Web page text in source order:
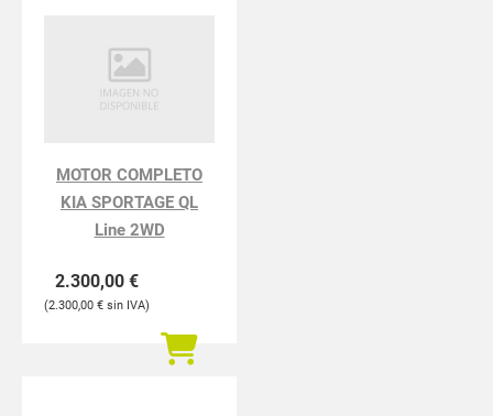
MOTOR COMPLETO
KIA SPORTAGE QL
Line 2WD
2.300,00 €
2.300,00 €